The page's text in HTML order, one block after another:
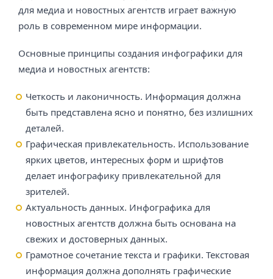
для медиа и новостных агентств играет важную
роль в современном мире информации.
Основные принципы создания инфографики для
медиа и новостных агентств:
Четкость и лаконичность. Информация должна
быть представлена ясно и понятно, без излишних
деталей.
Графическая привлекательность. Использование
ярких цветов, интересных форм и шрифтов
делает инфографику привлекательной для
зрителей.
Актуальность данных. Инфографика для
новостных агентств должна быть основана на
свежих и достоверных данных.
Грамотное сочетание текста и графики. Текстовая
информация должна дополнять графические